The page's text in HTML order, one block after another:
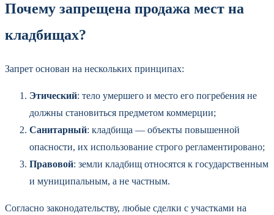
Почему запрещена продажа мест на
кладбищах?
Запрет основан на нескольких принципах:
Этический: тело умершего и место его погребения не
должны становиться предметом коммерции;
Санитарный: кладбища — объекты повышенной
опасности, их использование строго регламентировано;
Правовой: земли кладбищ относятся к государственным
и муниципальным, а не частным.
Согласно законодательству, любые сделки с участками на